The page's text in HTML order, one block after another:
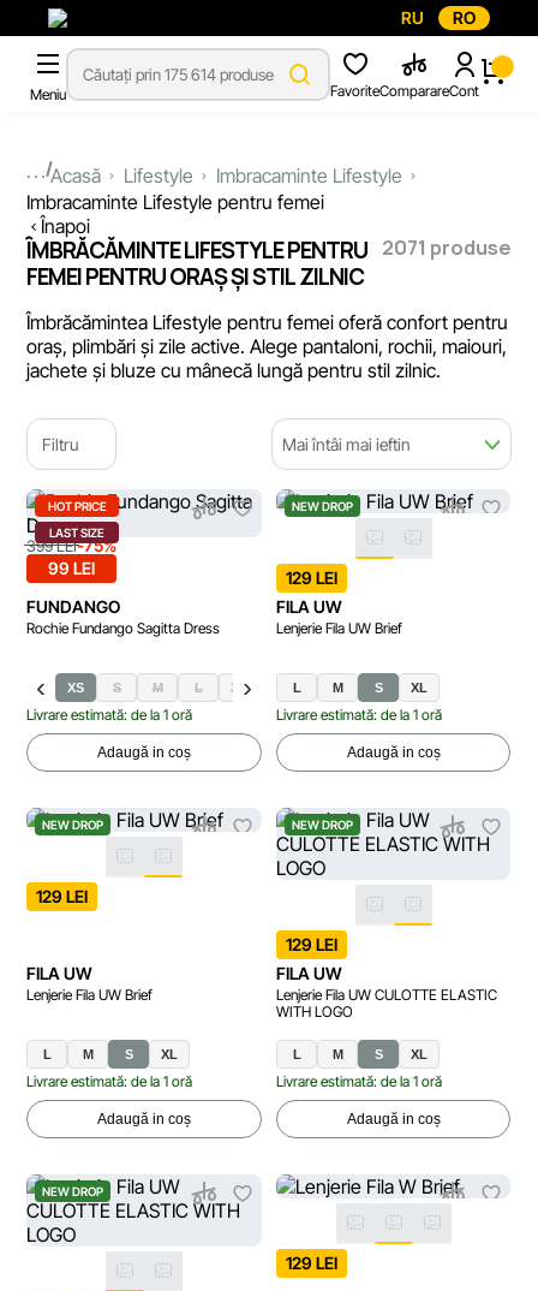
RU RO
Meniu FavoriteComparareCont
...Acasă Lifestyle
Imbracaminte Lifestyle
Imbracaminte Lifestyle pentru femei
Înapoi
ÎMBRĂCĂMINTE LIFESTYLE PENTRU
FEMEI PENTRU ORAȘ ȘI STIL ZILNIC
2071 produse
Îmbrăcămintea Lifestyle pentru femei oferă confort pentru
oraș, plimbări și zile active. Alege pantaloni, rochii, maiouri,
jachete și bluze cu mânecă lungă pentru stil zilnic.
Filtru Mai întâi mai ieftin
HOT PRICE
LAST SIZE
399 LEI-75%
99 LEI
FUNDANGO
Rochie Fundango Sagitta Dress
XS S M L XL
Livrare estimată: de la 1 oră
Adaugă in coș
NEW DROP
129 LEI
FILA UW
Lenjerie Fila UW Brief
L M S XL
Livrare estimată: de la 1 oră
Adaugă in coș
NEW DROP
129 LEI
FILA UW
Lenjerie Fila UW Brief
L M S XL
Livrare estimată: de la 1 oră
Adaugă in coș
NEW DROP
129 LEI
FILA UW
Lenjerie Fila UW CULOTTE ELASTIC
WITH LOGO
L M S XL
Livrare estimată: de la 1 oră
Adaugă in coș
NEW DROP
129 LEI